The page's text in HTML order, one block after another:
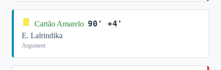
Cartão Amarelo 90' +4'
E. Lalrindika
Argument